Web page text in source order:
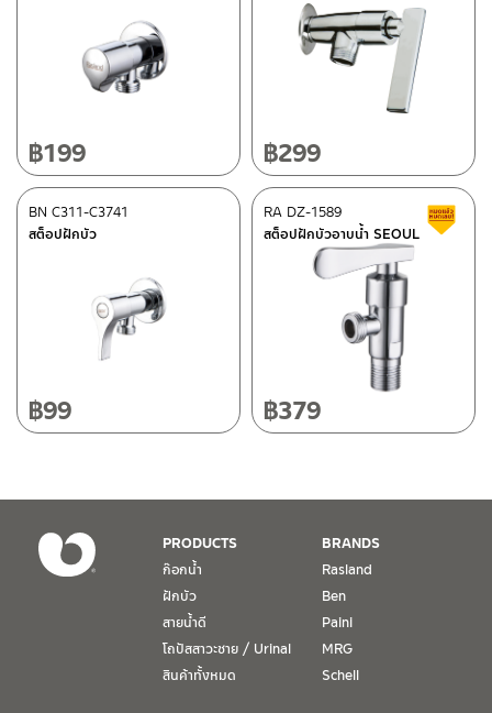
ศูนย์บริการและอะไหล่ กรุงเทพฯ
662/61-62 ถนน พระราม3 แขวงบางโพงพาง เขตยานนาวา กรุงเทพฯ
โทร: 02-358-0080 / 080-075-8668 / 091-545-0556
ศูนย์บริการและอะไหล่
118/33 โครงการอรสิริน ม.8 ต.สันปูเลย อ.ดอยสะเก็ด เชียงใหม่
โทร: 080-075-2626
วันจันทร์ – วันศุกร์ เวลา 8:30-17:30 น.
วันเสาร์ เวลา 8:30-15:00 น.
1. การรับประกัน จะต้องมีหลักฐานการซื้อ หรือ ใบเสร็จ โดยทางบริษัทฯ
ขอตรวจสอบโดยนับวันซื้อขายเป็นสำคัญ ทางบริษัทฯ ไม่สามารถให้
เงื่อนไขการรับประกันสินค้าได้ หากไม่มีเอกสารดังกล่าว
2. การรับประกันสินค้า จะรับประกันฉพาะสินค้าที่อยู่ในสภาพการใช้งาน
ปกติ หากมีตำหนิ ชำรุด ร้าว ตกพื้น หรือสภาพภายนอกอยู่ในสภาพที่ใช้
@charnpaiboon.sales
ติดต่อ ชาญไพบูลย์ / Contact Us คลิกที่นี่
฿199 ฿299
สต็อปฝักบัว
BN C311-C3741
฿99
สต็อปฝักบัวอาบน้ำ SEOUL
RA DZ-1589
฿379
PRODUCTS
ก๊อกน้ำ
ฝักบัว
สายน้ำดี
โถปัสสาวะชาย / Urinal
สินค้าทั้งหมด
BRANDS
Rasland
Ben
Paini
MRG
Schell